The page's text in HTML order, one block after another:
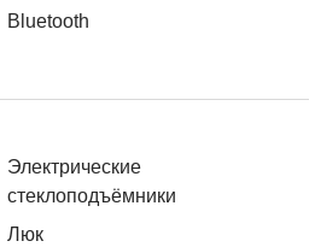
Bluetooth
Электрические
стеклоподъёмники
Люк